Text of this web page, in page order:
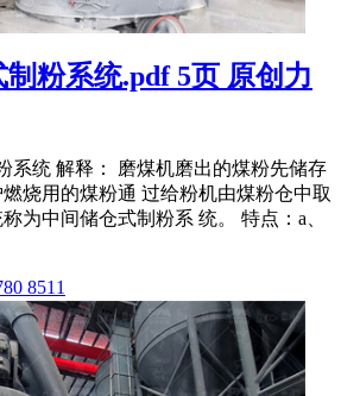
粉系统.pdf 5页 原创力
系统 解释： 磨煤机磨出的煤粉先储存
烧用的煤粉通 过给粉机由煤粉仓中取
为中间储仓式制粉系 统。 特点：a、
8511